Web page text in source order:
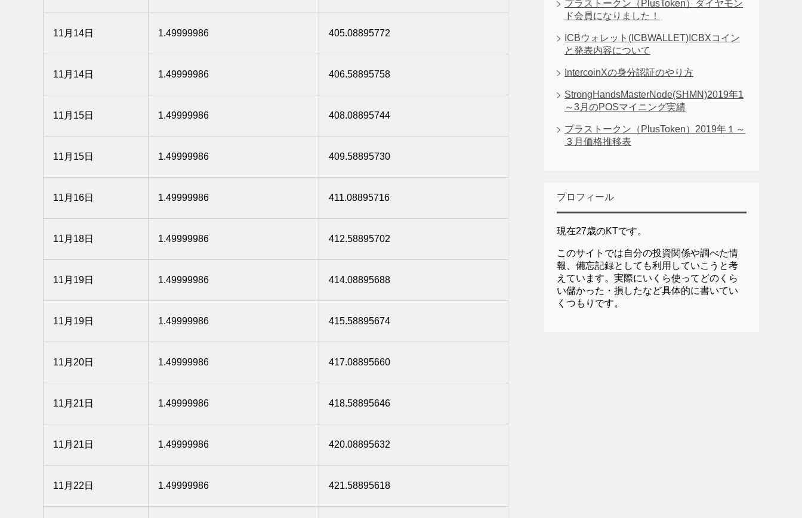
11月14日 1.49999986 405.08895772
11月14日 1.49999986 406.58895758
11月15日 1.49999986 408.08895744
11月15日 1.49999986 409.58895730
11月16日 1.49999986 411.08895716
11月18日 1.49999986 412.58895702
11月19日 1.49999986 414.08895688
11月19日 1.49999986 415.58895674
11月20日 1.49999986 417.08895660
11月21日 1.49999986 418.58895646
11月21日 1.49999986 420.08895632
11月22日 1.49999986 421.58895618
プラストークン（PlusToken）ダイヤモン
ド会員になりました！
ICBウォレット(ICBWALLET)ICBXコイン
と発表内容について
IntercoinXの身分認証のやり方
StrongHandsMasterNode(SHMN)2019年1
～3月のPOSマイニング実績
プラストークン（PlusToken）2019年１～
３月価格推移表
プロフィール
現在27歳のKTです。
このサイトでは自分の投資関係や調べた情
報、備忘記録としても利用していこうと考
えています。実際にいくら使ってどのくら
い儲かった・損したなど具体的に書いてい
くつもりです。